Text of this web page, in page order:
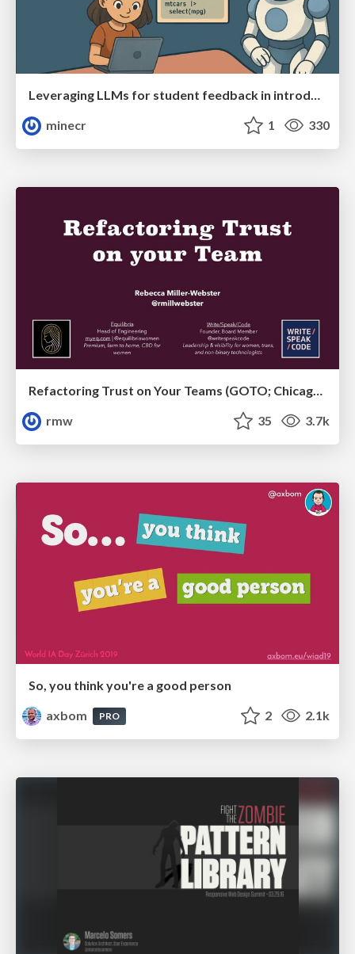
Leveraging LLMs for student feedback in introductory data science courses - posit::conf(2025)
minecr
1 330
rmw
35 3.7k
So, you think you're a good person
axbom
PRO 2 2.1k